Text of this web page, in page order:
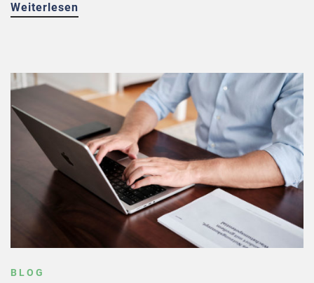
Weiterlesen
BLOG